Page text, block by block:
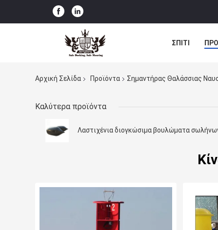
ΣΠΊΤΙ
Αρχική Σελίδα
Προϊόντα Σημαντήρας Θαλάσσιας
Καλύτερα προϊόντα
Λαστιχένια διογκώσιμα βουλώματα